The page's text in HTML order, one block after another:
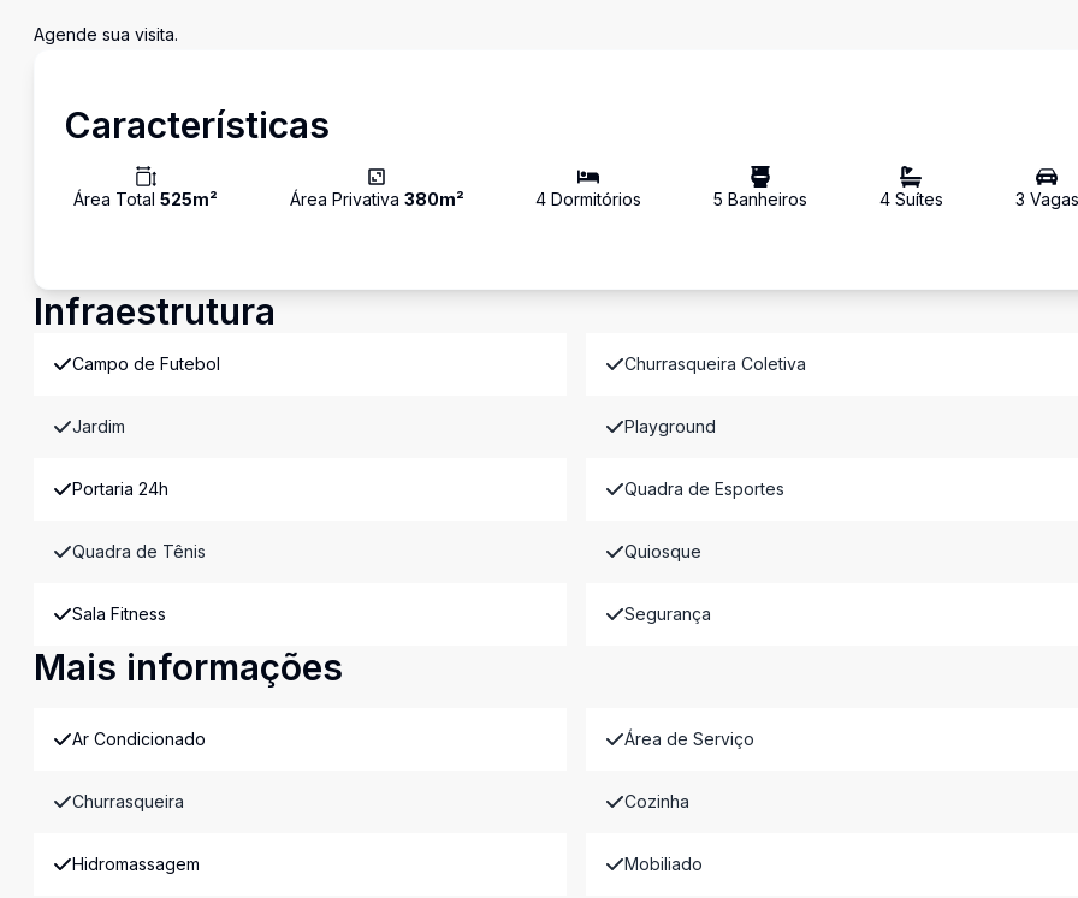
Agende sua visita.
Características
Área Total 525m² Área Privativa 380m² 4 Dormitórios 5 Banheiros 4Suítes 3 Vagas
Infraestrutura
Campo de Futebol Churrasqueira Coletiva
Jardim Playground
Portaria 24h Quadra de Esportes
Quadra de Tênis Quiosque
Sala Fitness Segurança
Mais informações
Ar Condicionado Área de Serviço
Churrasqueira Cozinha
Hidromassagem Mobiliado